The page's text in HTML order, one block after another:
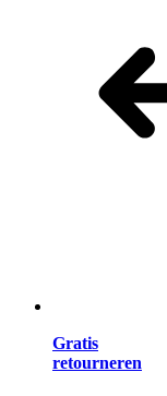
Gratis
retourneren